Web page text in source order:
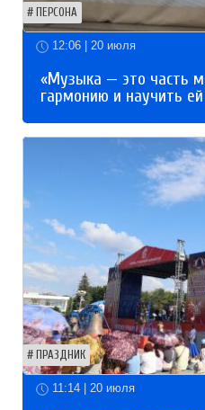
ПЕРСОНА
12:06 | 20 июля
«Музыка — это часть
гармонию и научить
ПРАЗДНИК
11:14 | 20 июля